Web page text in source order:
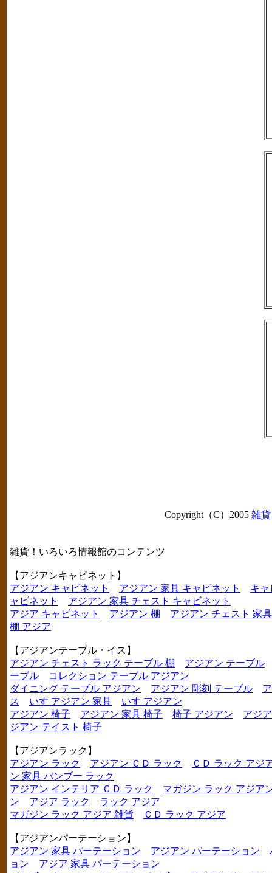
Copyright（C）2005 雑
雑貨！いろいろ情報館のコンテンツ
【アジアンキャビネット】
アジアン キャビネット
アジアン 家具 キャビネット
キャ
ャビネット
アジアン 家具 チェスト キャビネット
アジア キャビネット
アジアン 棚
アジアン チェスト 家
棚 アジア
【アジアンテーブル・イス】
アジアン チェスト ラック テーブル 棚
アジアン テーブル
ーブル
コレクション テーブル アジアン
ダイニング テーブル アジアン
アジアン 彫刻 テーブル
ス
いす アジアン 家具
いす アジアン
アジアン 椅子
アジアン 家具 椅子 椅子 アジアン
アジ
ジアン テイスト 椅子
【アジアンラック】
アジアン ラック
アジアン ＣＤ ラック
ＣＤ ラック アジ
ン 家具 バンブー ラック
アジアン インテリア ＣＤ ラック
マガジン ラック アジア
ン
アジア ラック
ラック アジア
マガジン ラック アジア 雑貨
ＣＤ ラック アジア
【アジアンパーテーション】
アジアン 家具 パーテーション
アジアン パーテーション
ョン
アジア 家具 パーテーション